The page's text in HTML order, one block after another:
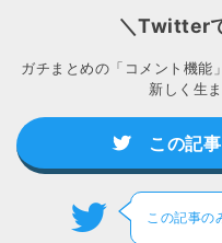
＼Twitter
ガチまとめの「コメント機能
新しく生
この記事
この記事の